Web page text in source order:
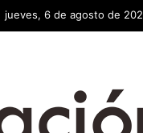
jueves, 6 de agosto de